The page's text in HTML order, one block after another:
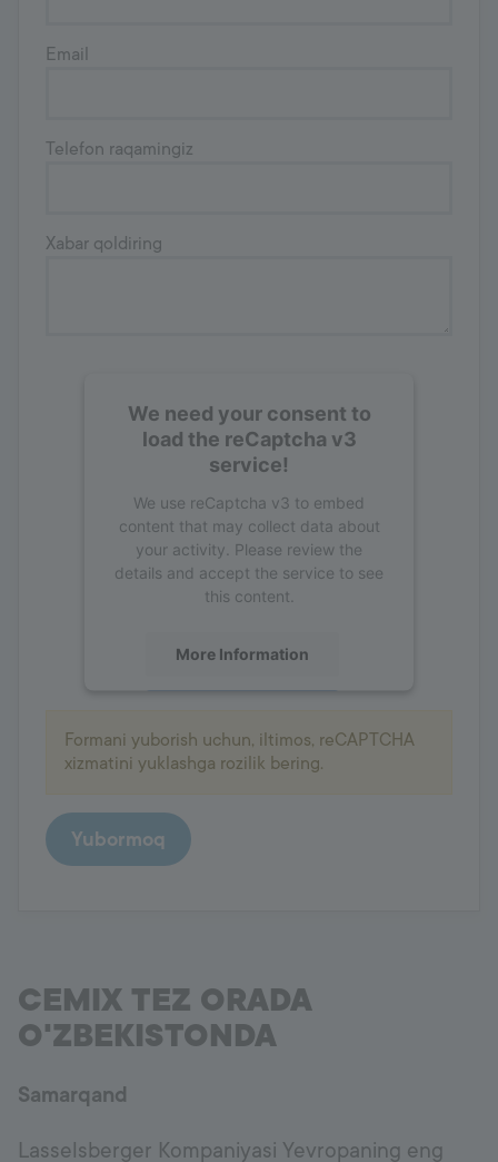
Email
Telefon raqamingiz
Xabar qoldiring
We need your consent to
load the reCaptcha v3
service!
We use reCaptcha v3 to embed
content that may collect data about
your activity. Please review the
details and accept the service to see
this content.
More Information
powered byUsercentrics Consent
Management Platform
Formani yuborish uchun, iltimos, reCAPTCHA
xizmatini yuklashga rozilik bering.
Yubormoq
CEMIX TEZ ORADA
O'ZBEKISTONDA
Samarqand
Lasselsberger Kompaniyasi Yevropaning eng